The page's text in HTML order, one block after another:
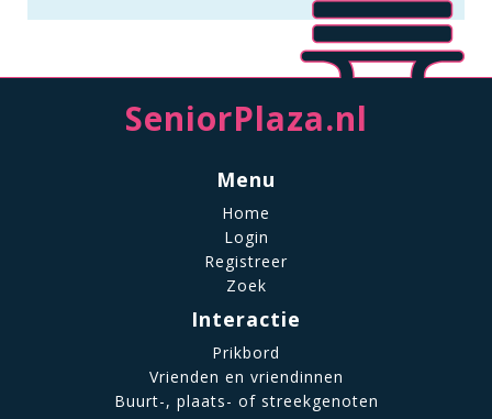
SeniorPlaza.nl
Menu
Home
Login
Registreer
Zoek
Interactie
Prikbord
Vrienden en vriendinnen
Buurt-, plaats- of streekgenoten